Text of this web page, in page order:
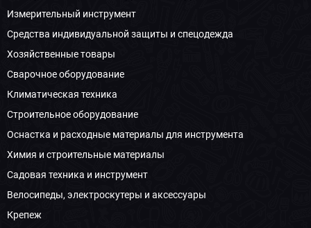
Измерительный инструмент
Средства индивидуальной защиты и спецодежда
Хозяйственные товары
Сварочное оборудование
Климатическая техника
Строительное оборудование
Оснастка и расходные материалы для инструмента
Химия и строительные материалы
Садовая техника и инструмент
Велосипеды, электроскутеры и аксессуары
Крепеж